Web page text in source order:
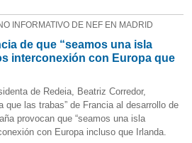
INFORMATIVO DE NEF EN MADRID
de que “seamos una isla
interconexión con Europa que
de Redeia, Beatriz Corredor,
que las trabas” de Francia al desarrollo de
provocan que “seamos una isla
con Europa incluso que Irlanda.